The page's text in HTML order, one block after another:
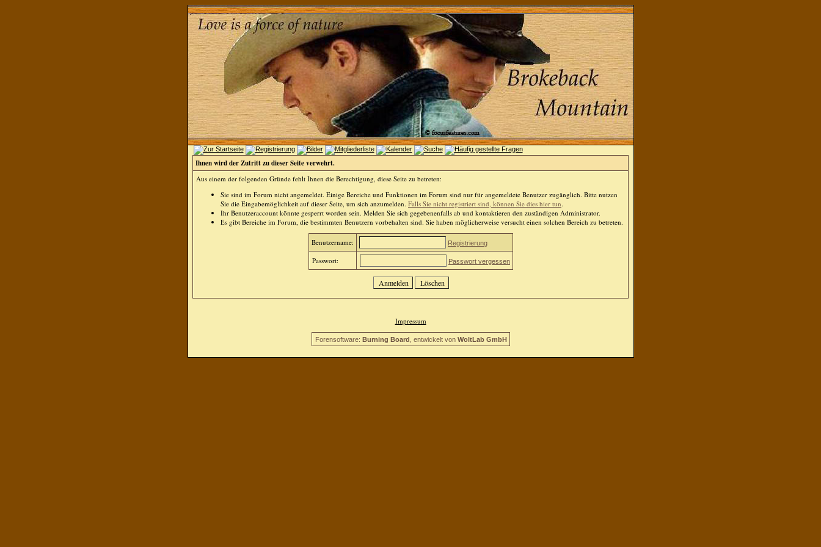
Ihnen wird der Zutritt zu dieser Seite verwehrt.
Aus einem der folgenden Gründe fehlt Ihnen die Berechtigung, diese Seite zu betreten:
Sie sind im Forum nicht angemeldet. Einige Bereiche und Funktionen im Forum sind nur für angemeldete Benutzer zugänglich. Bitte nutzen
Sie die Eingabemöglichkeit auf dieser Seite, um sich anzumelden. Falls Sie nicht registriert sind, können Sie dies hier tun.
Ihr Benutzeraccount könnte gesperrt worden sein. Melden Sie sich gegebenenfalls ab und kontaktieren den zuständigen Administrator.
Es gibt Bereiche im Forum, die bestimmten Benutzern vorbehalten sind. Sie haben möglicherweise versucht einen solchen Bereich zu betreten.
Benutzername: Registrierung
Passwort: Passwort vergessen
Impressum
Forensoftware: Burning Board , entwickelt von WoltLab GmbH